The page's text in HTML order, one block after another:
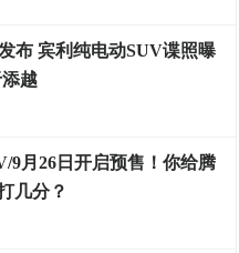
布 宾利纯电动SUV谍照曝
越
9月26日开启预售！你给腾
几分？